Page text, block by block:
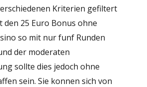
Kriterien gefiltert
25 Euro Bonus ohne
so mit nur funf Runden
der moderaten
sollte dies jedoch ohne
sein. Sie konnen sich von